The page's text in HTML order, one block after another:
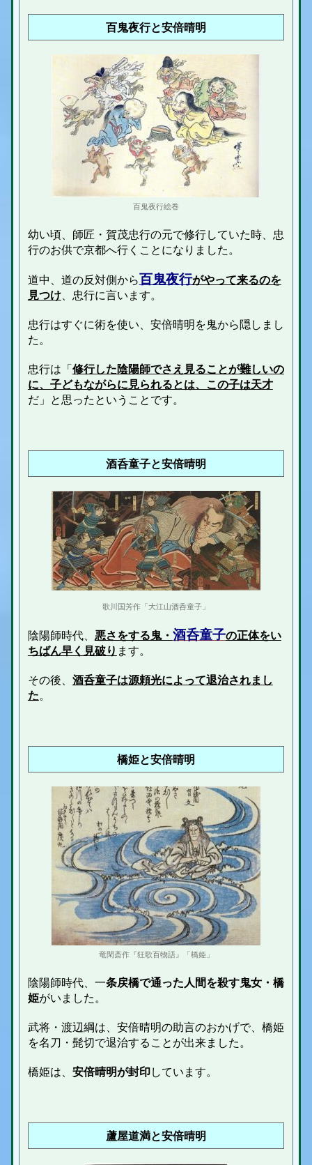
百鬼夜行と安倍晴明
百鬼夜行絵巻
幼い頃、師匠・賀茂忠行の元で修行していた時、忠
行のお供で京都へ行くことになりました。
道中、道の反対側から百鬼夜行がやって来るのを
見つけ、忠行に言います。
忠行はすぐに術を使い、安倍晴明を鬼から隠しまし
た。
忠行は「修行した陰陽師でさえ見ることが難しいの
に、子どもながらに見られるとは、この子は天才
だ」と思ったということです。
酒呑童子と安倍晴明
歌川国芳作「大江山酒呑童子」
陰陽師時代、 悪さをする鬼・ 酒呑童子の正体をい
ちばん早く見破り ます。
その後、 酒呑童子は源頼光によって退治されまし
た。
橋姫と安倍晴明
竜閑斎作『狂歌百物語』「橋姫」
陰陽師時代、一条戻橋で通った人間を殺す鬼女・橋
姫がいました。
武将・渡辺綱は、安倍晴明の助言のおかげで、橋姫
を名刀・髭切で退治することが出来ました。
橋姫は、 安倍晴明が封印しています。
蘆屋道満と安倍晴明